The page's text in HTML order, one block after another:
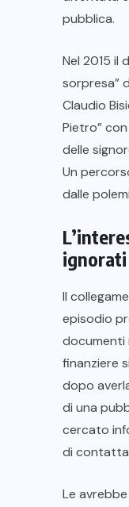
pubblica.
Nel 2015 il
sorpresa”
Claudio
Pietro” con
delle
Un
dalle
ignorati
Il
episodio
documenti
finanziere
dopo
di una
cercato
di
Le